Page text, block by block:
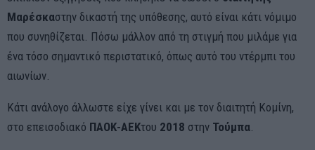
Μαρέσκαστην δικαστή της υπόθεσης, αυτό είναι κάτι νόμιμο
που συνηθίζεται. Πόσω μάλλον από τη στιγμή που μιλάμε για
ένα τόσο σημαντικό περιστατικό, όπως αυτό του ντέρμπι του
αιωνίων.
Κάτι ανάλογο άλλωστε είχε γίνει και με τον διαιτητή Κομίνη,
στο επεισοδιακό ΠΑΟΚ-ΑΕΚτου 2018 στην Τούμπα